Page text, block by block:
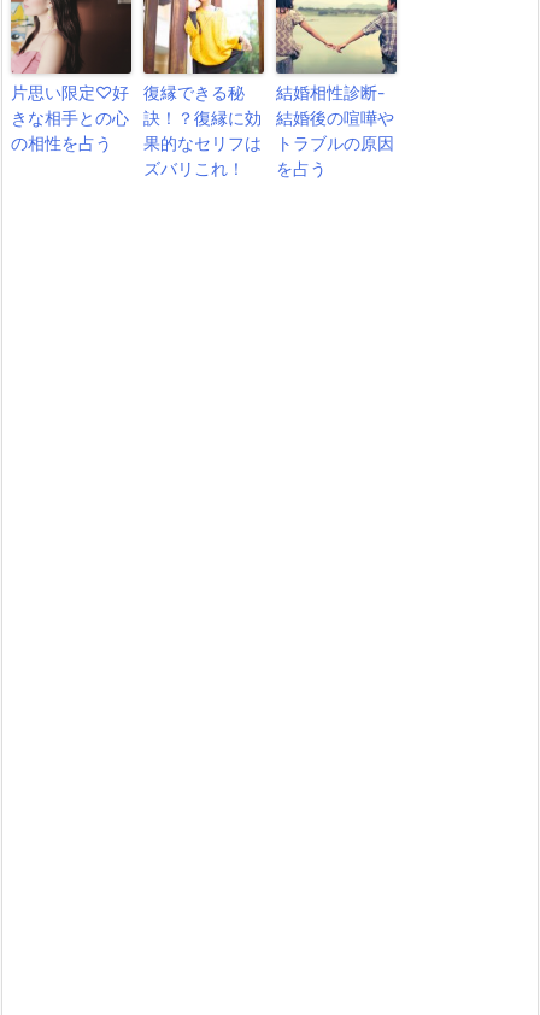
片思い限定♡好
きな相手との心
の相性を占う
復縁できる秘
訣！？復縁に効
果的なセリフは
ズバリこれ！
結婚相性診断-
結婚後の喧嘩や
トラブルの原因
を占う